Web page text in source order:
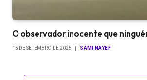
O observador inocente que
15 DE SETEMBRO DE 2025 SAMI NAYEF